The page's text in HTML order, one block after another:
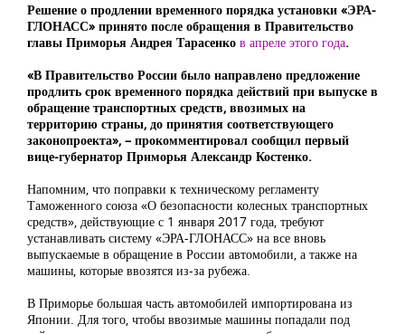
Решение о продлении временного порядка установки «ЭРА-
ГЛОНАСС» принято после обращения в Правительство
главы Приморья Андрея Тарасенко в апреле этого года.
«В Правительство России было направлено предложение
продлить срок временного порядка действий при выпуске в
обращение транспортных средств, ввозимых на
территорию страны, до принятия соответствующего
законопроекта», – прокомментировал сообщил первый
вице-губернатор Приморья Александр Костенко.
Напомним, что поправки к техническому регламенту
Таможенного союза «О безопасности колесных транспортных
средств», действующие с 1 января 2017 года, требуют
устанавливать систему «ЭРА-ГЛОНАСС» на все вновь
выпускаемые в обращение в России автомобили, а также на
машины, которые ввозятся из-за рубежа.
В Приморье большая часть автомобилей импортирована из
Японии. Для того, чтобы ввозимые машины попадали под